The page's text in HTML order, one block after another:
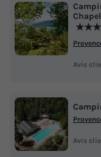
★★★
Avis
Avis